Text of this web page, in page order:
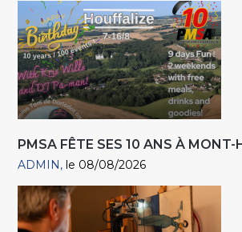
PMSA FÊTE SES 10 ANS À MONT-
ADMIN le 08/08/2026